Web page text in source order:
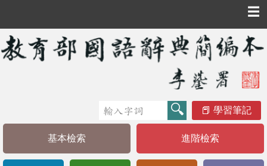
☰
學習筆記
基本檢索 進階檢索